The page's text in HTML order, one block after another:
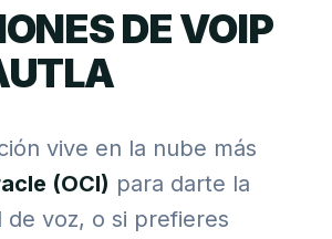
DE VOIP
vive en la nube más
(OCI) para darte la
de voz, o si prefieres